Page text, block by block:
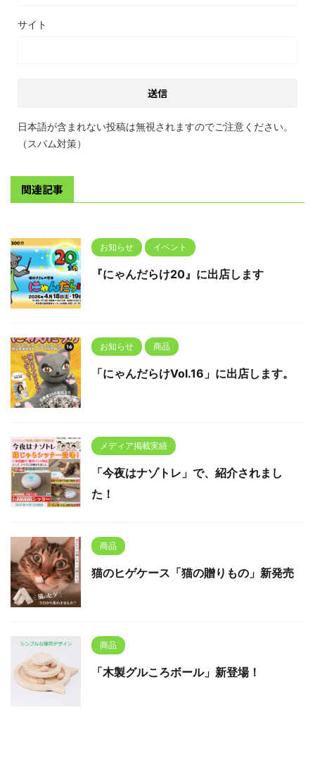
サイト
日本語が含まれない投稿は無視されますのでご注意ください。
（スパム対策）
関連記事
お知らせ イベント
『にゃんだらけ20』に出店します
お知らせ 商品
「にゃんだらけVol.16」に出店します。
メディア掲載実績
「今夜はナゾトレ」で、紹介されまし
た！
商品
猫のヒゲケース「猫の贈りもの」新発売
商品
「木製グルころボール」新登場！